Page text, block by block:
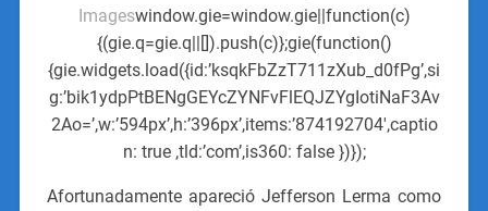
Imageswindow.gie=window.gie||function(c)
{(gie.q=gie.q||[]).push(c)};gie(function()
{gie.widgets.load({id:’ksqkFbZzT711zXub_d0fPg’,si
g:’bik1ydpPtBENgGEYcZYNFvFlEQJZYgIotiNaF3Av
2Ao=’,w:’594px’,h:’396px’,items:’874192704′,captio
n: true ,tld:’com’,is360: false })});
Afortunadamente apareció Jefferson Lerma como